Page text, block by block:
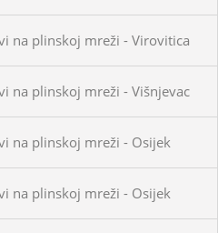
na plinskoj mreži - Virovitica
na plinskoj mreži - Višnjevac
na plinskoj mreži - Osijek
na plinskoj mreži - Osijek